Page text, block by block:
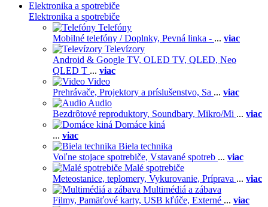
Elektronika a spotrebiče
Elektronika a spotrebiče
Telefóny
Mobilné telefóny / Doplnky, Pevná linka - ... viac
Televízory
Android & Google TV, OLED TV, QLED, Neo
QLED T ... viac
Video
Prehrávače, Projektory a príslušenstvo, Sa ... viac
Audio
Bezdrôtové reproduktory, Soundbary, Mikro/Mi ... viac
Domáce kiná
... viac
Biela technika
Voľne stojace spotrebiče, Vstavané spotreb ... viac
Malé spotrebiče
Meteostanice, teplomery, Vykurovanie, Príprava ... viac
Multimédiá a zábava
Filmy, Pamäťové karty, USB kľúče, Externé ... viac